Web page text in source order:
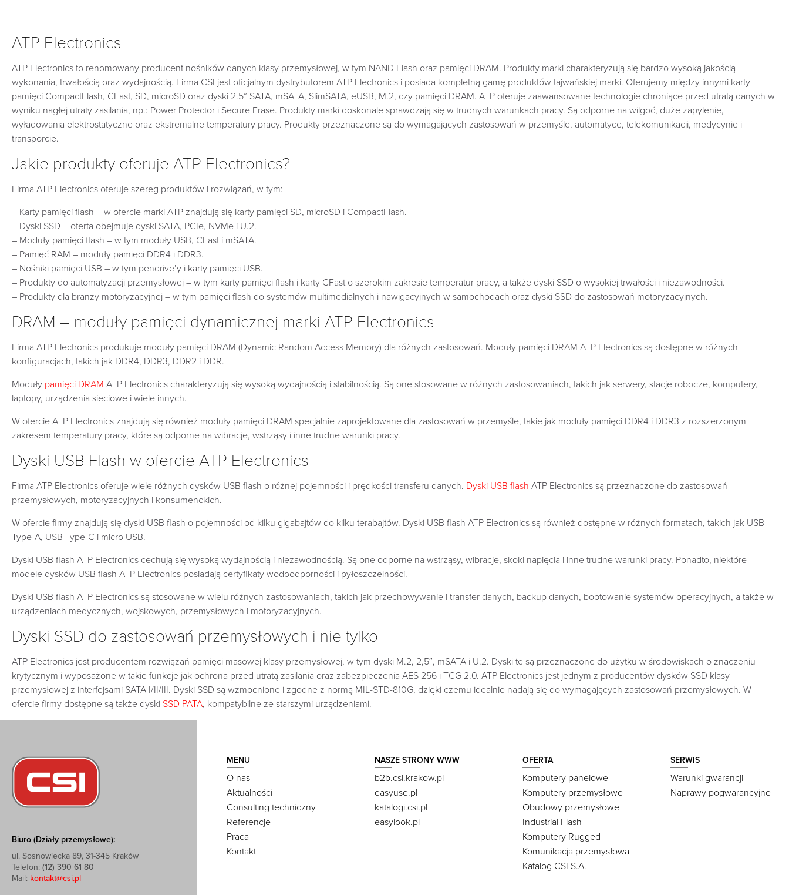
ATP Electronics
ATP Electronics to renomowany producent nośników danych klasy przemysłowej, w tym NAND Flash oraz pamięci DRAM. Produkty marki charakteryzują się bardzo wysoką jakością
wykonania, trwałością oraz wydajnością. Firma CSI jest oficjalnym dystrybutorem ATP Electronics i posiada kompletną gamę produktów tajwańskiej marki. Oferujemy między innymi karty
pamięci CompactFlash, CFast, SD, microSD oraz dyski 2.5” SATA, mSATA, SlimSATA, eUSB, M.2, czy pamięci DRAM. ATP oferuje zaawansowane technologie chroniące przed utratą danych w
wyniku nagłej utraty zasilania, np.: Power Protector i Secure Erase. Produkty marki doskonale sprawdzają się w trudnych warunkach pracy. Są odporne na wilgoć, duże zapylenie,
wyładowania elektrostatyczne oraz ekstremalne temperatury pracy. Produkty przeznaczone są do wymagających zastosowań w przemyśle, automatyce, telekomunikacji, medycynie i
transporcie.
Jakie produkty oferuje ATP Electronics?
Firma ATP Electronics oferuje szereg produktów i rozwiązań, w tym:
– Karty pamięci flash – w ofercie marki ATP znajdują się karty pamięci SD, microSD i CompactFlash.
– Dyski SSD – oferta obejmuje dyski SATA, PCIe, NVMe i U.2.
– Moduły pamięci flash – w tym moduły USB, CFast i mSATA.
– Pamięć RAM – moduły pamięci DDR4 i DDR3.
– Nośniki pamięci USB – w tym pendrive’y i karty pamięci USB.
– Produkty do automatyzacji przemysłowej – w tym karty pamięci flash i karty CFast o szerokim zakresie temperatur pracy, a także dyski SSD o wysokiej trwałości i niezawodności.
– Produkty dla branży motoryzacyjnej – w tym pamięci flash do systemów multimedialnych i nawigacyjnych w samochodach oraz dyski SSD do zastosowań motoryzacyjnych.
DRAM – moduły pamięci dynamicznej marki ATP Electronics
Firma ATP Electronics produkuje moduły pamięci DRAM (Dynamic Random Access Memory) dla różnych zastosowań. Moduły pamięci DRAM ATP Electronics są dostępne w różnych
konfiguracjach, takich jak DDR4, DDR3, DDR2 i DDR.
Moduły pamięci DRAM ATP Electronics charakteryzują się wysoką wydajnością i stabilnością. Są one stosowane w różnych zastosowaniach, takich jak serwery, stacje robocze, komputery,
laptopy, urządzenia sieciowe i wiele innych.
W ofercie ATP Electronics znajdują się również moduły pamięci DRAM specjalnie zaprojektowane dla zastosowań w przemyśle, takie jak moduły pamięci DDR4 i DDR3 z rozszerzonym
zakresem temperatury pracy, które są odporne na wibracje, wstrząsy i inne trudne warunki pracy.
Dyski USB Flash w ofercie ATP Electronics
Firma ATP Electronics oferuje wiele różnych dysków USB flash o różnej pojemności i prędkości transferu danych. Dyski USB flash ATP Electronics są przeznaczone do zastosowań
przemysłowych, motoryzacyjnych i konsumenckich.
W ofercie firmy znajdują się dyski USB flash o pojemności od kilku gigabajtów do kilku terabajtów. Dyski USB flash ATP Electronics są również dostępne w różnych formatach, takich jak USB
Type-A, USB Type-C i micro USB.
Dyski USB flash ATP Electronics cechują się wysoką wydajnością i niezawodnością. Są one odporne na wstrząsy, wibracje, skoki napięcia i inne trudne warunki pracy. Ponadto, niektóre
modele dysków USB flash ATP Electronics posiadają certyfikaty wodoodporności i pyłoszczelności.
Dyski USB flash ATP Electronics są stosowane w wielu różnych zastosowaniach, takich jak przechowywanie i transfer danych, backup danych, bootowanie systemów operacyjnych, a także w
urządzeniach medycznych, wojskowych, przemysłowych i motoryzacyjnych.
Dyski SSD do zastosowań przemysłowych i nie tylko
ATP Electronics jest producentem rozwiązań pamięci masowej klasy przemysłowej, w tym dyski M.2, 2,5″, mSATA i U.2. Dyski te są przeznaczone do użytku w środowiskach o znaczeniu
krytycznym i wyposażone w takie funkcje jak ochrona przed utratą zasilania oraz zabezpieczenia AES 256 i TCG 2.0. ATP Electronics jest jednym z producentów dysków SSD klasy
przemysłowej z interfejsami SATA I/II/III. Dyski SSD są wzmocnione i zgodne z normą MIL-STD-810G, dzięki czemu idealnie nadają się do wymagających zastosowań przemysłowych. W
ofercie firmy dostępne są także dyski SSD PATA, kompatybilne ze starszymi urządzeniami.
Biuro (Działy przemysłowe):
ul. Sosnowiecka 89, 31-345 Kraków
Telefon: (12) 390 61 80
Mail: kontakt@csi.pl
MENU
O nas
Aktualności
Consulting techniczny
Referencje
Praca
Kontakt
NASZE STRONY WWW
b2b.csi.krakow.pl
easyuse.pl
katalogi.csi.pl
easylook.pl
OFERTA
Komputery panelowe
Komputery przemysłowe
Obudowy przemysłowe
Industrial Flash
Komputery Rugged
Komunikacja przemysłowa
Katalog CSI S.A.
SERWIS
Warunki gwarancji
Naprawy pogwarancyjne